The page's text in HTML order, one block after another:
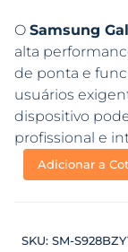
O Samsung
alta
de ponta e
usuários
dispositivo
profissional e
Adicionar a
SKU: SM-